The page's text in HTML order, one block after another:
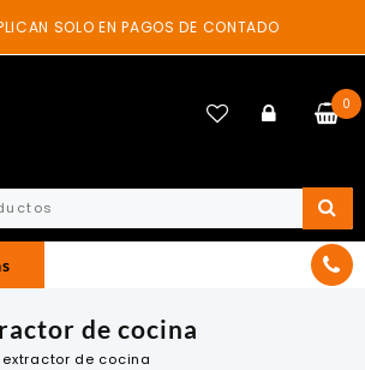
SOLO EN PAGOS DE CONTADO
0
de cocina
extractor de cocina